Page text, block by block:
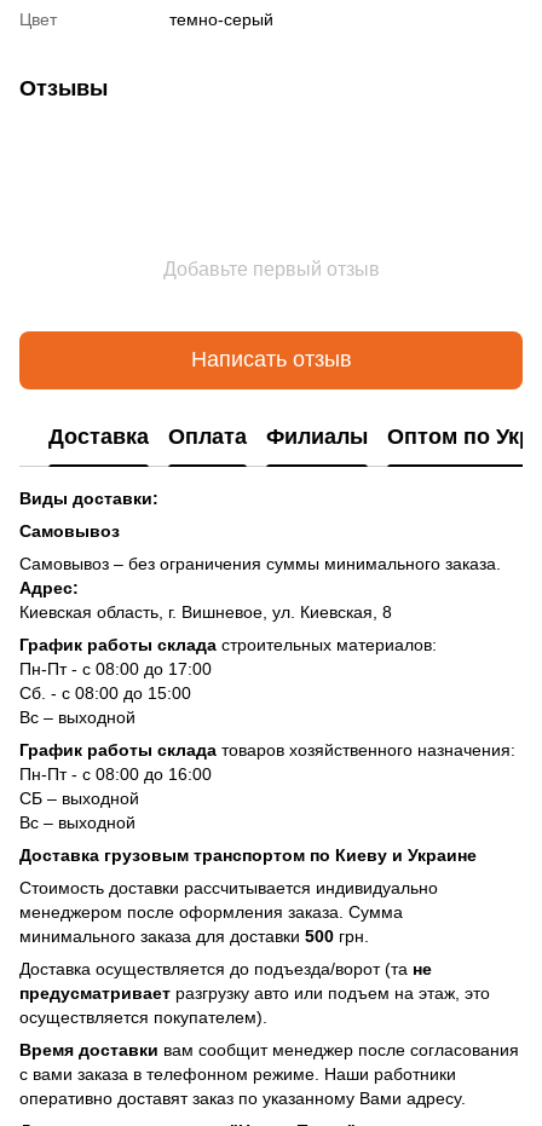
Цвет темно-серый
Отзывы
Добавьте первый отзыв
Написать отзыв
Доставка Оплата Филиалы Оптом по
Виды доставки:
Самовывоз
Самовывоз – без ограничения суммы минимального заказа.
Адрес:
Киевская область, г. Вишневое, ул. Киевская, 8
График работы склада строительных материалов:
Пн-Пт - с 08:00 до 17:00
Сб. - с 08:00 до 15:00
Вс – выходной
График работы склада товаров хозяйственного назначения:
Пн-Пт - с 08:00 до 16:00
СБ – выходной
Вс – выходной
Доставка грузовым транспортом по Киеву и Украине
Стоимость доставки рассчитывается индивидуально
менеджером после оформления заказа. Сумма
минимального заказа для доставки 500 грн.
Доставка осуществляется до подъезда/ворот (та не
предусматривает разгрузку авто или подъем на этаж, это
осуществляется покупателем).
Время доставки вам сообщит менеджер после согласования
с вами заказа в телефонном режиме. Наши работники
оперативно доставят заказ по указанному Вами адресу.